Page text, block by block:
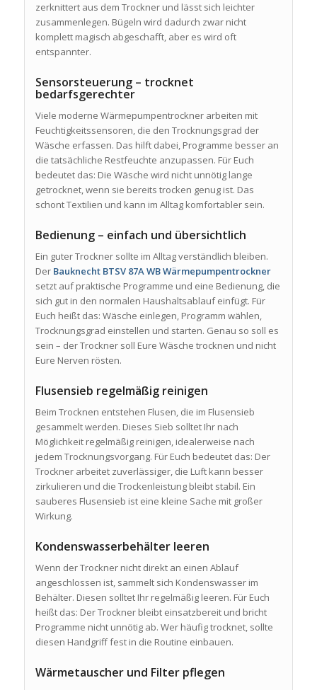
zerknittert aus dem Trockner und lässt sich leichter
zusammenlegen. Bügeln wird dadurch zwar nicht
komplett magisch abgeschafft, aber es wird oft
entspannter.
Sensorsteuerung – trocknet
bedarfsgerechter
Viele moderne Wärmepumpentrockner arbeiten mit
Feuchtigkeitssensoren, die den Trocknungsgrad der
Wäsche erfassen. Das hilft dabei, Programme besser an
die tatsächliche Restfeuchte anzupassen. Für Euch
bedeutet das: Die Wäsche wird nicht unnötig lange
getrocknet, wenn sie bereits trocken genug ist. Das
schont Textilien und kann im Alltag komfortabler sein.
Bedienung – einfach und übersichtlich
Ein guter Trockner sollte im Alltag verständlich bleiben.
Der Bauknecht BTSV 87A WB Wärmepumpentrockner
setzt auf praktische Programme und eine Bedienung, die
sich gut in den normalen Haushaltsablauf einfügt. Für
Euch heißt das: Wäsche einlegen, Programm wählen,
Trocknungsgrad einstellen und starten. Genau so soll es
sein – der Trockner soll Eure Wäsche trocknen und nicht
Eure Nerven rösten.
Flusensieb regelmäßig reinigen
Beim Trocknen entstehen Flusen, die im Flusensieb
gesammelt werden. Dieses Sieb solltet Ihr nach
Möglichkeit regelmäßig reinigen, idealerweise nach
jedem Trocknungsvorgang. Für Euch bedeutet das: Der
Trockner arbeitet zuverlässiger, die Luft kann besser
zirkulieren und die Trockenleistung bleibt stabil. Ein
sauberes Flusensieb ist eine kleine Sache mit großer
Wirkung.
Kondenswasserbehälter leeren
Wenn der Trockner nicht direkt an einen Ablauf
angeschlossen ist, sammelt sich Kondenswasser im
Behälter. Diesen solltet Ihr regelmäßig leeren. Für Euch
heißt das: Der Trockner bleibt einsatzbereit und bricht
Programme nicht unnötig ab. Wer häufig trocknet, sollte
diesen Handgriff fest in die Routine einbauen.
Wärmetauscher und Filter pflegen